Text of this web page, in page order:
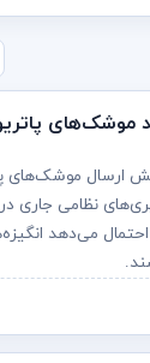
موشک‌های
ارسال موشک‌های
نظامی جاری در
احتمال می‌دهد